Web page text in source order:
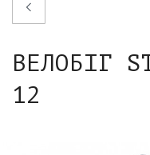
ВЕЛОБІГ
12